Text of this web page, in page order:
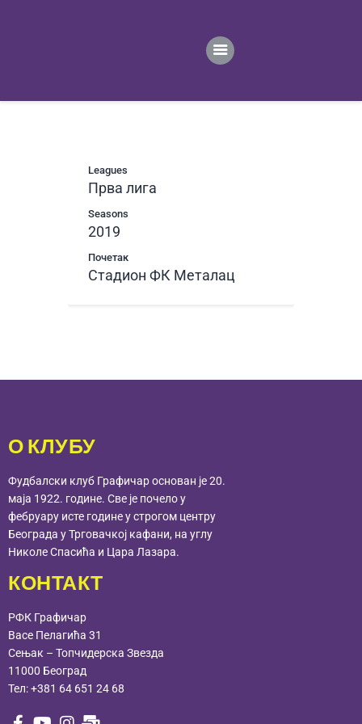
ПРОДАВНИЦА
КОНТАКТ
Leagues
Прва лига
Seasons
2019
Почетак
Стадион ФК Металац
О КЛУБУ
Фудбалски клуб Графичар основан је 20.
маја 1922. године. Све је почело у
фебруару исте године у строгом центру
Београда у Трговачкој кафани, на углу
Николе Спасића и Цара Лазара.
КОНТАКТ
РФК Графичар
Васе Пелагића 31
Сењак – Топчидерска Звезда
11000 Београд
Тел:+381 64 651 24 68